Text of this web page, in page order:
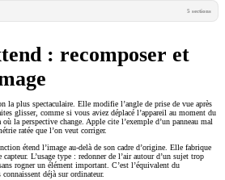
5 sections
: recomposer et
la plus spectaculaire. Elle modifie l’angle de prise de vue après
glisser, comme si vous aviez déplacé l’appareil au moment du
la perspective change. Apple cite l’exemple d’un panneau mal
ratée que l’on veut corriger.
étend l’image au-delà de son cadre d’origine. Elle fabrique
L’usage type : redonner de l’air autour d’un sujet trop
rogner un élément important. C’est l’équivalent du
déjà sur ordinateur.